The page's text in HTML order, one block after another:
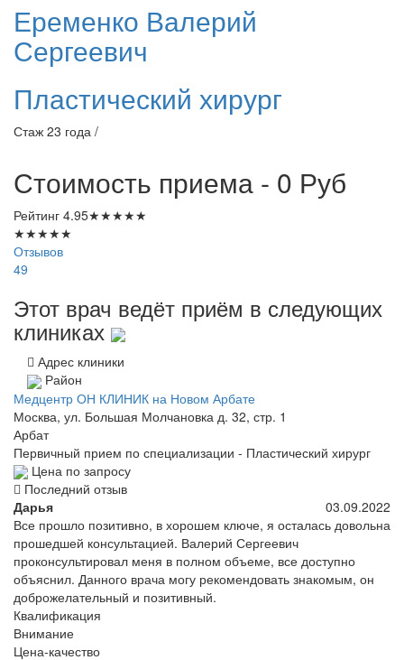
Еременко Валерий
Сергеевич
Пластический хирург
Стаж 23 года /
Стоимость приема - 0 Руб
Рейтинг 4.95★★★★★
★★★★★
Отзывов
49
Этот врач ведёт приём в следующих
клиниках
Адрес клиники
Район
Медцентр ОН КЛИНИК на Новом Арбате
Москва, ул. Большая Молчановка д. 32, стр. 1
Арбат
Первичный прием по специализации - Пластический хирург
Цена по запросу
Последний отзыв
Дарья
03.09.2022
Все прошло позитивно, в хорошем ключе, я осталась довольна
прошедшей консультацией. Валерий Сергеевич
проконсультировал меня в полном объеме, все доступно
объяснил. Данного врача могу рекомендовать знакомым, он
доброжелательный и позитивный.
Квалификация
Внимание
Цена-качество